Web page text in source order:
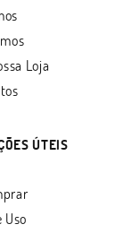
Loja
ÚTEIS
Uso